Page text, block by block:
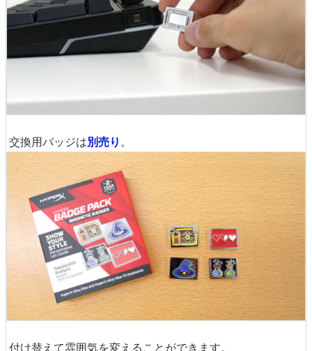
交換用バッジは別売り 。
付け替えて雰囲気を変えることができます。